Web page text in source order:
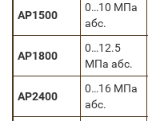
AP1500
0…10 МПа
абс.
AP1800
0…12.5
МПа абс.
AP2400
0…16 МПа
абс.